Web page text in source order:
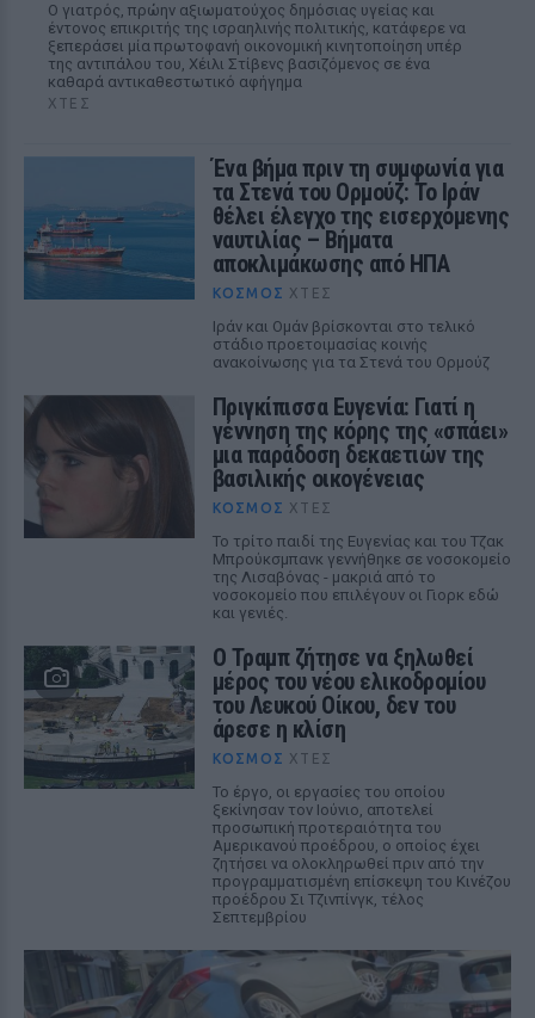
Ο γιατρός, πρώην αξιωματούχος δημόσιας υγείας και
έντονος επικριτής της ισραηλινής πολιτικής, κατάφερε να
ξεπεράσει μία πρωτοφανή οικονομική κινητοποίηση υπέρ
της αντιπάλου του, Χέιλι Στίβενς βασιζόμενος σε ένα
καθαρά αντικαθεστωτικό αφήγημα
ΧΤΕΣ
Ένα βήμα πριν τη συμφωνία για
τα Στενά του Ορμούζ: Το Ιράν
θέλει έλεγχο της εισερχόμενης
ναυτιλίας – Βήματα
αποκλιμάκωσης από ΗΠΑ
ΚΌΣΜΟΣ ΧΤΕΣ
Ιράν και Ομάν βρίσκονται στο τελικό
στάδιο προετοιμασίας κοινής
ανακοίνωσης για τα Στενά του Ορμούζ
Πριγκίπισσα Ευγενία: Γιατί η
γέννηση της κόρης της «σπάει»
μια παράδοση δεκαετιών της
βασιλικής οικογένειας
ΚΌΣΜΟΣ ΧΤΕΣ
Το τρίτο παιδί της Ευγενίας και του Τζακ
Μπρούκσμπανκ γεννήθηκε σε νοσοκομείο
της Λισαβόνας - μακριά από το
νοσοκομείο που επιλέγουν οι Γιορκ εδώ
και γενιές.
Ο Τραμπ ζήτησε να ξηλωθεί
μέρος του νέου ελικοδρομίου
του Λευκού Οίκου, δεν του
άρεσε η κλίση
ΚΌΣΜΟΣ ΧΤΕΣ
Το έργο, οι εργασίες του οποίου
ξεκίνησαν τον Ιούνιο, αποτελεί
προσωπική προτεραιότητα του
Αμερικανού προέδρου, ο οποίος έχει
ζητήσει να ολοκληρωθεί πριν από την
προγραμματισμένη επίσκεψη του Κινέζου
προέδρου Σι Τζινπίνγκ, τέλος
Σεπτεμβρίου